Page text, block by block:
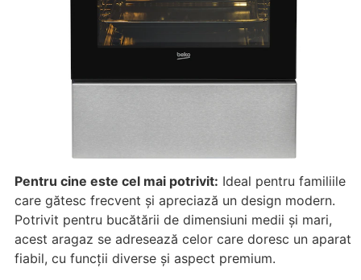
Pentru cine este cel mai potrivit: Ideal pentru familiile
care gătesc frecvent și apreciază un design modern.
Potrivit pentru bucătării de dimensiuni medii și mari,
acest aragaz se adresează celor care doresc un aparat
fiabil, cu funcții diverse și aspect premium.